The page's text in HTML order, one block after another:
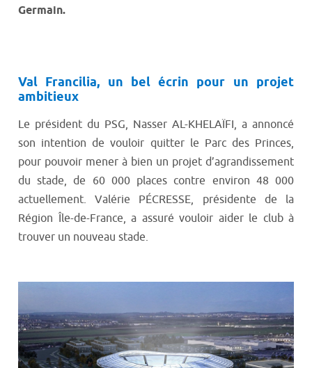
Germain.
Val Francilia, un bel écrin pour un projet
ambitieux
Le président du PSG, Nasser AL-KHELAÏFI, a annoncé
son intention de vouloir quitter le Parc des Princes,
pour pouvoir mener à bien un projet d’agrandissement
du stade, de 60 000 places contre environ 48 000
actuellement. Valérie PÉCRESSE, présidente de la
Région Île-de-France, a assuré vouloir aider le club à
trouver un nouveau stade.